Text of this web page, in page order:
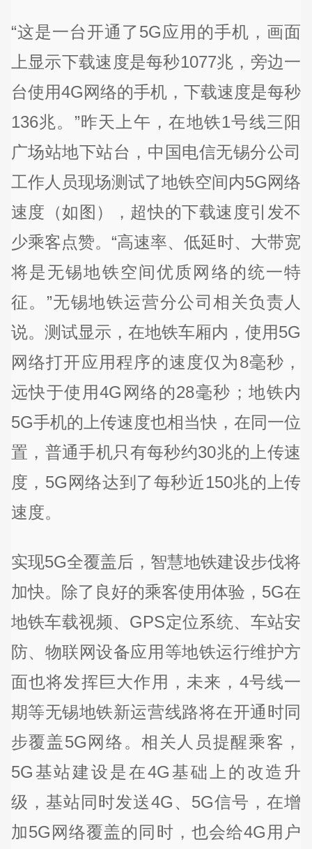
“这是一台开通了5G应用的手机，画面
上显示下载速度是每秒1077兆，旁边一
台使用4G网络的手机，下载速度是每秒
136兆。”昨天上午，在地铁1号线三阳
广场站地下站台，中国电信无锡分公司
工作人员现场测试了地铁空间内5G网络
速度（如图），超快的下载速度引发不
少乘客点赞。“高速率、低延时、大带宽
将是无锡地铁空间优质网络的统一特
征。”无锡地铁运营分公司相关负责人
说。测试显示，在地铁车厢内，使用5G
网络打开应用程序的速度仅为8毫秒，
远快于使用4G网络的28毫秒；地铁内
5G手机的上传速度也相当快，在同一位
置，普通手机只有每秒约30兆的上传速
度，5G网络达到了每秒近150兆的上传
速度。
实现5G全覆盖后，智慧地铁建设步伐将
加快。除了良好的乘客使用体验，5G在
地铁车载视频、GPS定位系统、车站安
防、物联网设备应用等地铁运行维护方
面也将发挥巨大作用，未来，4号线一
期等无锡地铁新运营线路将在开通时同
步覆盖5G网络。相关人员提醒乘客，
5G基站建设是在4G基础上的改造升
级，基站同时发送4G、5G信号，在增
加5G网络覆盖的同时，也会给4G用户